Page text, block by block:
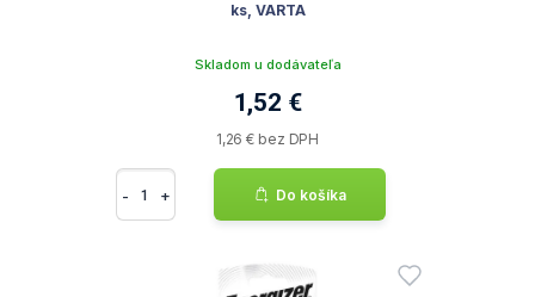
ks, VARTA
Skladom u dodávateľa
1,52 €
1,26 € bez DPH
- + Do košíka